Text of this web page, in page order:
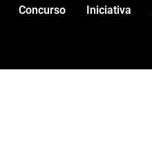
Concurso Iniciativa